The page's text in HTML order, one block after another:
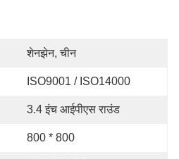
शेनझेन, चीन
ISO9001 / ISO14000
3.4 इंच आईपीएस राउंड
800 * 800